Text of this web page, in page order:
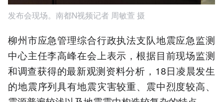
发布会现场。南都N视频记者 周敏萱 摄
柳州市应急管理综合行政执法支队地震应急监测
中心主任李高峰在会上表示，根据目前现场监测
和调查获得的最新观测资料分析，18日凌晨发生
的地震序列具有地震灾害较重、震中烈度较高、